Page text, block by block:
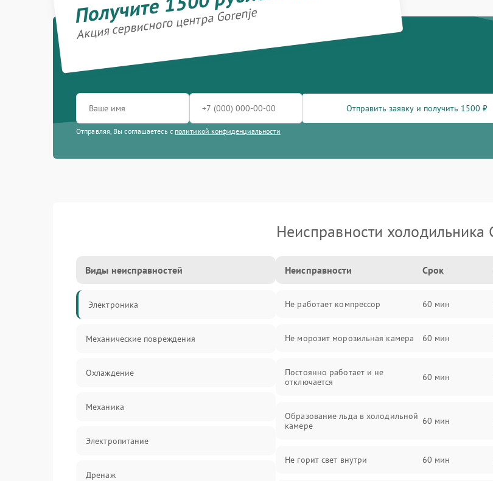
Акция сервисного центра Gorenje
Отправить заявку и получить 1500 ₽
Отправляя, Вы соглашаетесь с политикой конфиденциальности
Неисправности холодильника
Виды неисправностей
Электроника
Механические повреждения
Охлаждение
Механика
Электропитание
Дренаж
Неисправности Срок
Не работает компрессор 60 мин
Не морозит морозильная камера 60 мин
Постоянно работает и не
отключается
60 мин
Образование льда в холодильной
камере
60 мин
Не горит свет внутри 60 мин